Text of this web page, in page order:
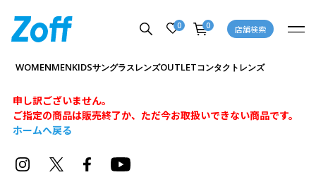
0 0 店舗検索
WOMENMENKIDSサングラスレンズOUTLETコンタクトレンズ
申し訳ございません。
ご指定の商品は販売終了か、ただ今お取扱いできない商品です。
ホームへ戻る